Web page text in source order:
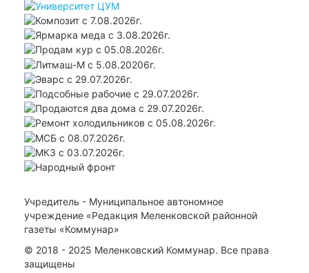
Учредитель - Муниципальное автономное
учреждение «Редакция Меленковской районной
газеты «Коммунар»
© 2018 - 2025 Меленковский Коммунар. Все права
защищены